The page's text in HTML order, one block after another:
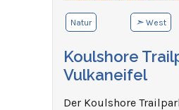
Natur ➣ West
Koulshore
Vulkaneifel
Der Koulshore